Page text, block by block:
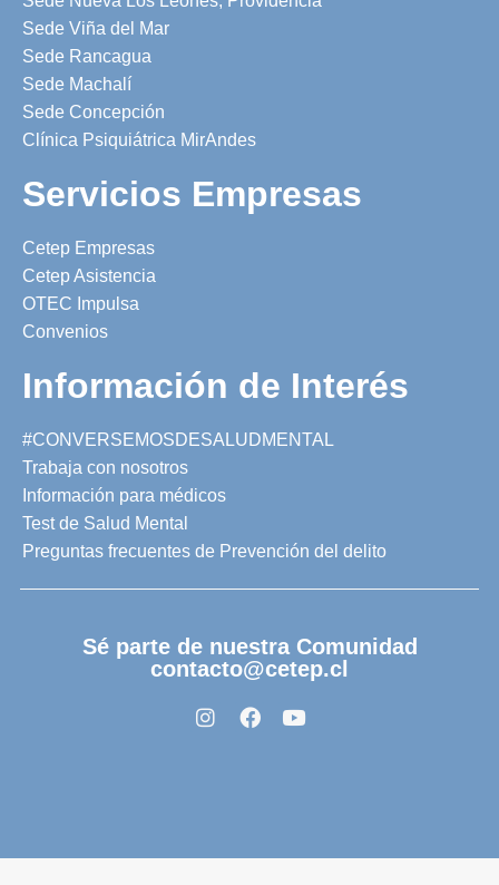
Sede Viña del Mar
Sede Rancagua
Sede Machalí
Sede Concepción
Clínica Psiquiátrica MirAndes
Servicios Empresas
Cetep Empresas
Cetep Asistencia
OTEC Impulsa
Convenios
Información de Interés
#CONVERSEMOSDESALUDMENTAL
Trabaja con nosotros
Información para médicos
Test de Salud Mental
Preguntas frecuentes de Prevención del delito
Sé parte de nuestra Comunidad
contacto@cetep.cl